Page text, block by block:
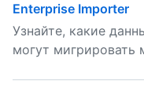
Enterprise Importer
Узнайте, какие
могут